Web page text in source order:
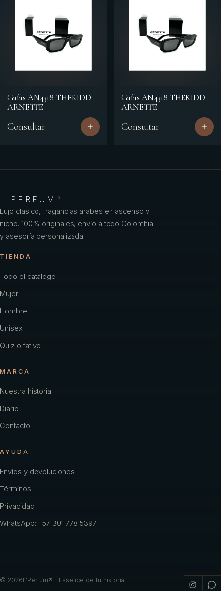
Bond No
Britney Spears
Bvlgari
Chacharel Woman
Chanel
Chevignon
Coach
Color
Creed
Figuier Roger
Gr
Gucci
Gafas AN4318 THEKIDD
ARNETTE
Consultar
Gafas AN4318 THEKIDD
ARNETTE
Consultar
L'PERFUM ®
Lujo clásico, fragancias árabes en ascenso y
nicho. 100% originales, envío a todo Colombia
y asesoría personalizada.
TIENDA
Todo el catálogo
Mujer
Hombre
Unisex
Quiz olfativo
MARCA
Nuestra historia
Diario
Contacto
AYUDA
Envíos y devoluciones
Términos
Privacidad
WhatsApp: +57 301 778 5397
© 2026L'Perfum® · Essence de tu historia